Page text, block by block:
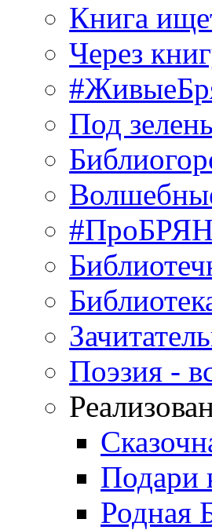
Книга
Через
Под
Поэзия -
Подари
Родная